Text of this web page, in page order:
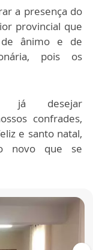
a presença do
provincial que
ânimo e de
pois os
já desejar
confrades,
e santo natal,
novo que se